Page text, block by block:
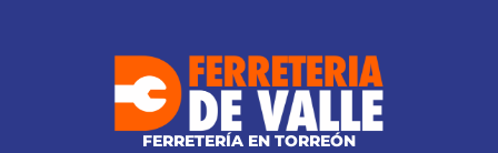
FERRETERÍA EN TORREÓN